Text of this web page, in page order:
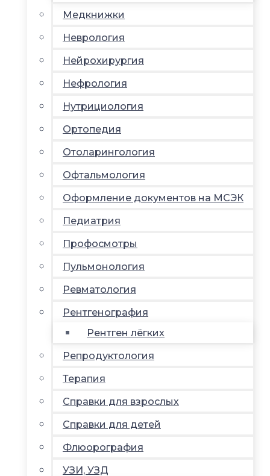
Медкнижки
Неврология
Нейрохирургия
Нефрология
Нутрициология
Ортопедия
Отоларингология
Офтальмология
Оформление документов на МСЭК
Педиатрия
Профосмотры
Пульмонология
Ревматология
Рентгенография
Рентген лёгких
Репродуктология
Терапия
Справки для взрослых
Справки для детей
Флюорография
УЗИ, УЗД